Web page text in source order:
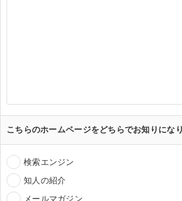
こちらのホームページをどちらでお知りにな
検索エンジン
知人の紹介
メールマガジン